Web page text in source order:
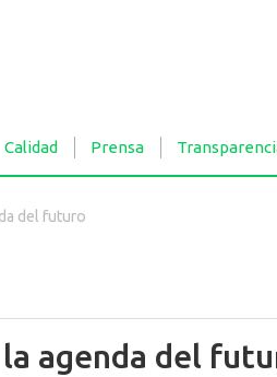
Calidad Prensa
del futuro
agenda del